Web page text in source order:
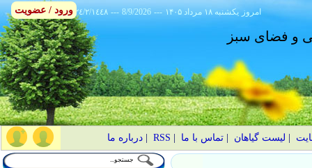
٢٤/٢/١٤٤٨ --- 8/9/2026 --- ۱۴۰۵ يکشنبه ۱۸ مرداد امروز
و فضای سبز
لیست گیاهان |تماس با ما RSS
|درباره ما
ورود / عضویت